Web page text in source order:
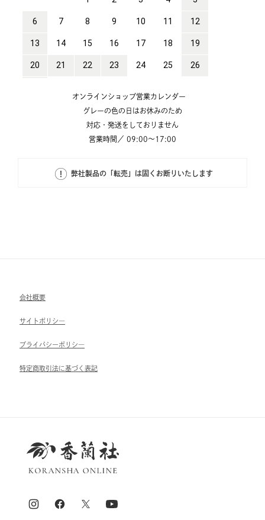
オンラインショップ営業カレンダー
グレーの色の日はお休みのため
対応・発送をしておりません
営業時間／ 09:00～17:00
弊社製品の「転売」は固くお断りいたします
会社概要
サイトポリシ―
ブライパシーポリシ―
特定商取引法に基づく表記